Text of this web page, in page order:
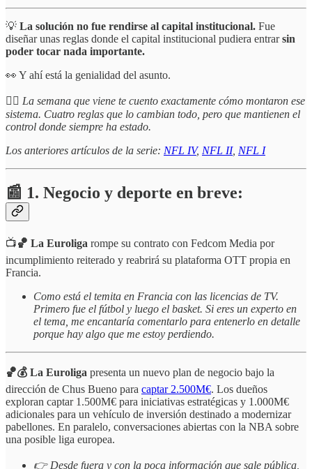
💡 La solución no fue rendirse al capital institucional. Fue
diseñar unas reglas donde el capital institucional pudiera entrarsin
poder tocar nada importante.
👀 Y ahí está la genialidad del asunto.
☝🏻 La semana que viene te cuento exactamente cómo montaron ese
sistema. Cuatro reglas que lo cambian todo, pero que mantienen el
control donde siempre ha estado.
Los anteriores artículos de la serie: NFL IV, NFL II, NFL I
📰 1. Negocio y deporte en breve:
📺🏀 La Euroliga rompe su contrato con Fedcom Media por
incumplimiento reiterado y reabrirá su plataforma OTT propia en
Francia.
Como está el temita en Francia con las licencias de TV.
Primero fue el fútbol y luego el basket. Si eres un experto en
el tema, me encantaría comentarlo para entenerlo en detalle
porque hay algo que me estoy perdiendo.
🏀💰 La Euroliga presenta un nuevo plan de negocio bajo la
dirección de Chus Bueno para captar 2.500M€. Los dueños
exploran captar 1.500M€ para iniciativas estratégicas y 1.000M€
adicionales para un vehículo de inversión destinado a modernizar
pabellones. En paralelo, conversaciones abiertas con la NBA sobre
una posible liga europea.
👉 Desde fuera y con la poca información que sale pública,